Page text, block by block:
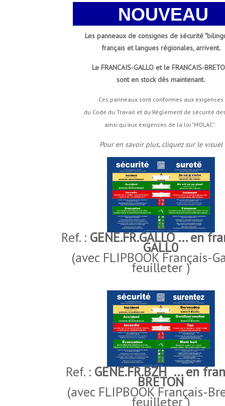
NOUVEAU
Les panneaux de consignes de sécurité
français et langues régionales, arrivent.
Le FRANCAIS-GALLO et le FRANCAIS-
sont en stock dès maintenant.
Ces panneaux sont conformes aux exigences
du Code du Travail et du Réglement de sécurité des
ainsi qu'aux exigences de la loi "MOLAC".
Pour en savoir plus, cliquez sur le visuel
Ref. : GENE.FR.GALLO ... en
GALL0
(avec FLIPBOOK Français-
feuilleter )
Ref. : GENE.FR.BZH ... en
BRETON
(avec FLIPBOOK Français-
feuilleter )